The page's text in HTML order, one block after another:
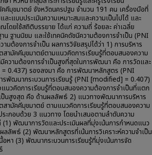
คีมุขมาตย์ จังหวัดนครปฐม จำนวน 191 คน เครื่องมือที่
ะแบบประเมินความเหมาะสมและความเป็นไปได้ และ
โดยใช้สถิติบรรยาย ได้แก่ ความถี่ ร้อยละ ค่าเฉลี่ย
น ฐานนิยม และใช้เทคนิคดัชนีความต้องการจำเป็น (PNI
มต้องการจำเป็น ผลการวิจัยสรุปได้ว่า 1) การบริหาร
ตสามัคคีมุขมาตย์ตามแนวคิดการเรียนรู้ที่ตอบสนองความ
วามต้องการจำเป็นสูงที่สุดในการพัฒนา คือ การวัดและ
0.437) รองลงมา คือ การพัฒนาหลักสูตร (PNI
พัฒนากระบวนการเรียนรู้ (PNI [modified] = 0.407)
นวคิดการเรียนรู้ที่ตอบสนองความต้องการจำเป็นที่แตก
ป็นสูงสุด คือ ด้านผลลัพธ์ 2) แนวทางพัฒนาการบริหาร
ตสามัคคีมุขมาตย์ ตามแนวคิดการเรียนรู้ที่ตอบสนองความ
ะกอบด้วย 3 แนวทาง โดยนำเสนอตามลำดับความ
พัฒนาการวัดและประเมินผลที่มุ่งเน้นการกำหนดแนว
ลลัพธ์ (2) พัฒนาหลักสูตรที่เน้นการวิเคราะห์ความจำเป็น
หา (3) พัฒนากระบวนการเรียนรู้ที่มุ่งเน้นการจัด